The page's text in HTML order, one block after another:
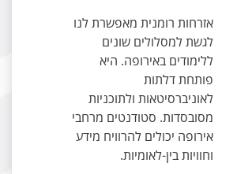
אזרחות רומנית מאפשרת לנו
לגשת למסלולים שונים
ללימודים באירופה. היא
פותחת דלתות
לאוניברסיטאות ולתוכניות
מסובסדות. סטודנטים מרחבי
אירופה יכולים להרוויח מידע
וחוויות בין-לאומיות.